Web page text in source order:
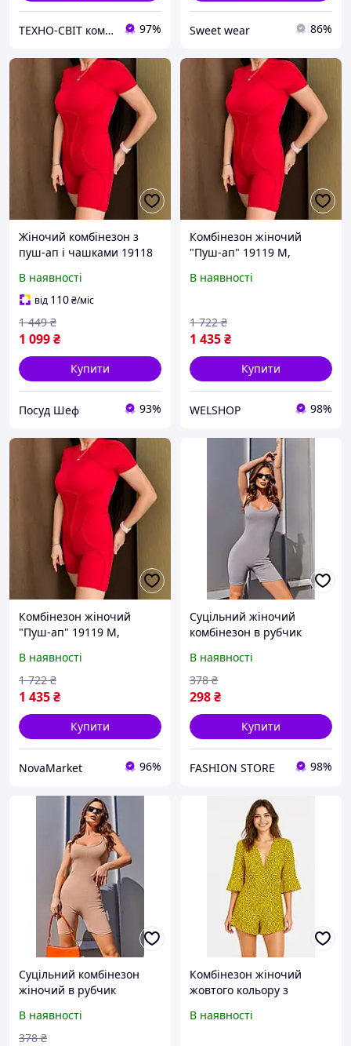
ТЕХНО-СВІТ компьютерна техніка, мобільні аксесуари, електронна техніка та багато іншого. 97% Sweet wear 86%
Жіночий комбінезон з
пуш-ап і чашками 19118
В наявності
від 110₴/міс
1 099₴
1 449 ₴
Купити
Посуд Шеф 93%
Комбінезон жіночий
"Пуш-ап" 19119 M,
йоги та фітнесу.
В наявності
1 435₴
1 722 ₴
Купити
WELSHOP 98%
Комбінезон жіночий
"Пуш-ап" 19119 M,
йоги та фітнесу.
В наявності
1 435₴
1 722 ₴
Купити
NovaMarket 96%
Суцільний жіночий
комбінезон в рубчик
В наявності
298₴
378 ₴
Купити
FASHION STORE 98%
Суцільний комбінезон
жіночий в рубчик
199538L
В наявності
378 ₴
Комбінезон жіночий
жовтого кольору з
В наявності